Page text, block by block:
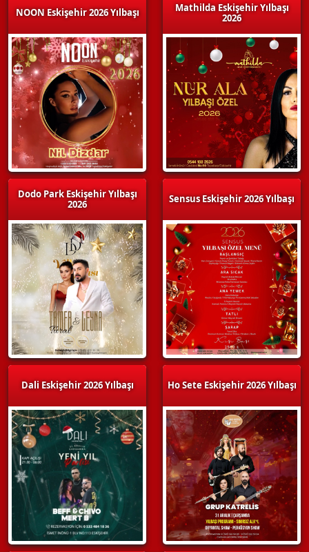
NOON Eskişehir 2026 Yılbaşı
Dodo Park Eskişehir Yılbaşı
2026
Dali Eskişehir 2026 Yılbaşı
Mathilda Eskişehir Yılbaşı
2026
Sensus Eskişehir 2026 Yılbaşı
Ho Sete Eskişehir 2026 Yılbaşı